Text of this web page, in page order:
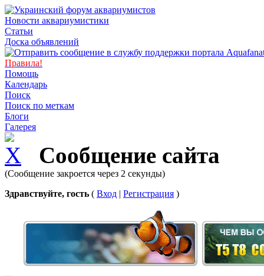
Новости аквариумистики
Статьи
Доска объявлений
Правила!
Помощь
Календарь
Поиск
Поиск по меткам
Блоги
Галерея
Сообщение сайта
(Сообщение закроется через 2 секунды)
Здравствуйте, гость ( Вход | Регистрация )